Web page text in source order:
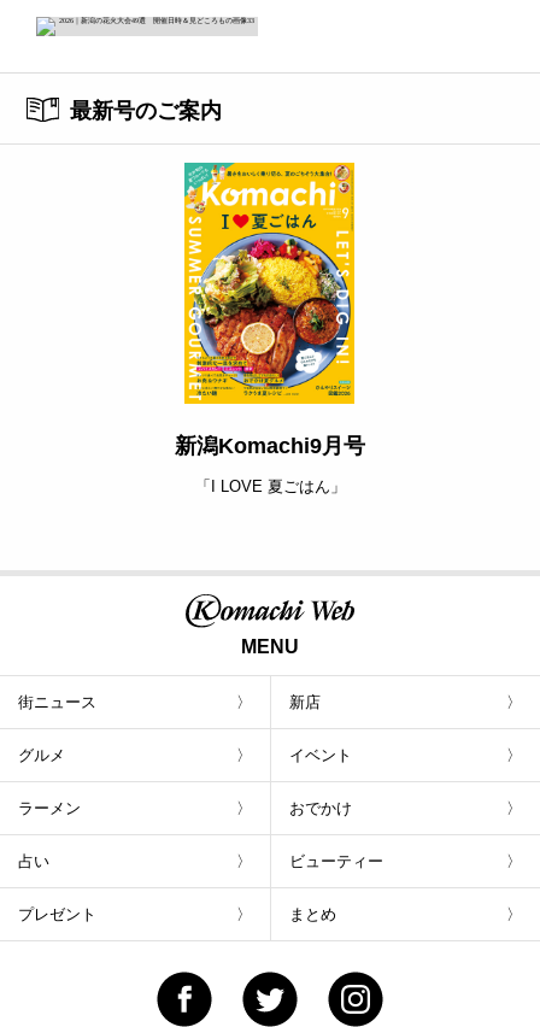
最新号のご案内
新潟Komachi9月号
「I LOVE 夏ごはん」
MENU
街ニュース 新店
グルメ イベント
ラーメン おでかけ
占い ビューティー
プレゼント まとめ